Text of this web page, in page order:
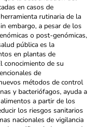
en casos de
rutinaria de la
embargo, a pesar de los
o post-genómicas,
pública es la
en plantas de
conocimiento de su
de
métodos de control
y bacteriófagos, ayuda a
a partir de los
los riesgos sanitarios
nacionales de vigilancia